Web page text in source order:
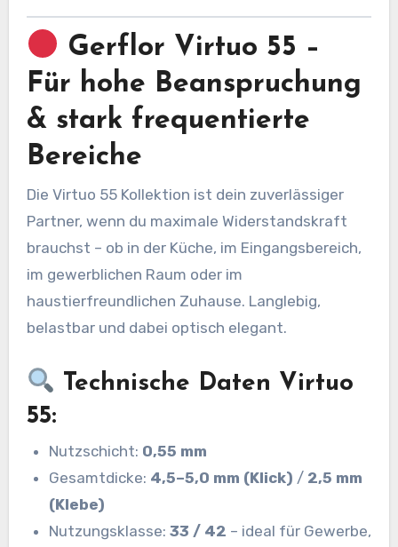
Gerflor Virtuo 55 –
Für hohe Beanspruchung
& stark frequentierte
Bereiche
Die Virtuo 55 Kollektion ist dein zuverlässiger
Partner, wenn du maximale Widerstandskraft
brauchst – ob in der Küche, im Eingangsbereich,
im gewerblichen Raum oder im
haustierfreundlichen Zuhause. Langlebig,
belastbar und dabei optisch elegant.
Technische Daten Virtuo
55:
Nutzschicht: 0,55 mm
Gesamtdicke: 4,5–5,0 mm (Klick) / 2,5 mm
(Klebe)
Nutzungsklasse:33 / 42 – ideal für Gewerbe,